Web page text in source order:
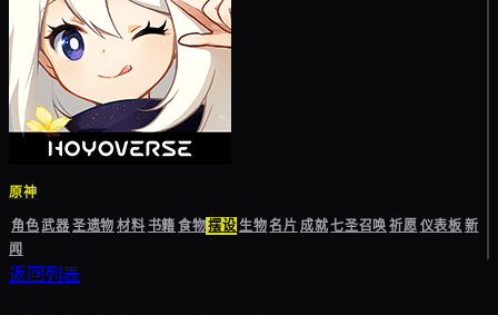
原神
角色武器圣遗物材料书籍食物摆设生物名片成就七圣召唤祈愿仪表板新
闻
返回列表